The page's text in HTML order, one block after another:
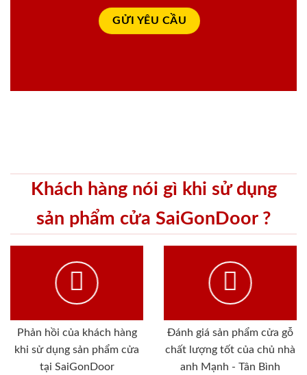
Khách hàng nói gì khi sử dụng
sản phẩm cửa SaiGonDoor ?
Phản hồi của khách hàng
khi sử dụng sản phẩm cửa
tại SaiGonDoor
Đánh giá sản phẩm cửa gỗ
chất lượng tốt của chủ nhà
anh Mạnh - Tân Bình